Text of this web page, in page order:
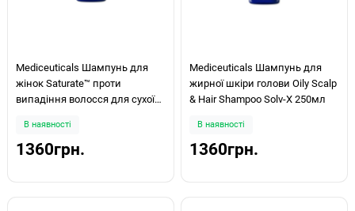
Mediceuticals Шампунь для
жінок Saturate™ проти
випадіння волосся для сухої
В наявності
1360грн.
Mediceuticals Шампунь для
жирної шкіри голови Oily Scalp
& Hair Shampoo Solv-X 250мл
В наявності
1360грн.